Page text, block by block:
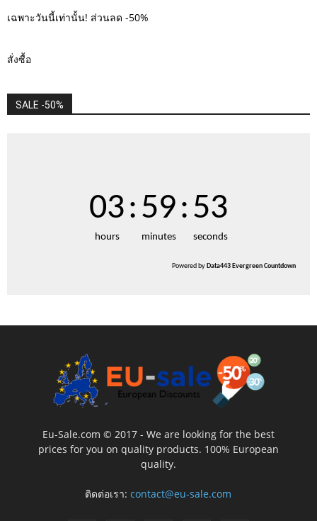
เฉพาะวันนี้เท่านั้น! ส่วนลด -50%
สั่งซื้อ
SALE -50%
03
hours
:59
minutes
:51
seconds
Powered by Data443 Evergreen Countdown
Eu-Sale.com © 2017 - We are looking for the best
prices for you on quality products. 100% European
quality.
ติดต่อเรา:contact@eu-sale.com